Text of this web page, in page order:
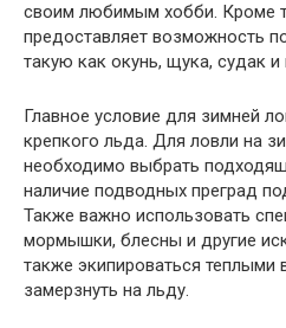
своим любимым хобби. Кроме
предоставляет возможность
такую как окунь, щука, судак
Главное условие для зимней
крепкого льда. Для ловли на
необходимо выбрать
наличие подводных преград
Также важно использовать
мормышки, блесны и другие
также экипироваться
замерзнуть на льду.